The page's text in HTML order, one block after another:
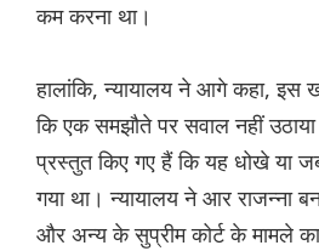
कम करना था।
हालांकि, न्यायालय ने आगे कहा, इस
कि एक समझौते पर सवाल नहीं
प्रस्तुत किए गए हैं कि यह धोखे या
गया था। न्यायालय ने आर राजन्ना
और अन्य के सुप्रीम कोर्ट के मामले